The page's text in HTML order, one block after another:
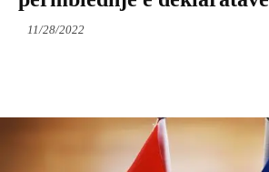
11/28/2022